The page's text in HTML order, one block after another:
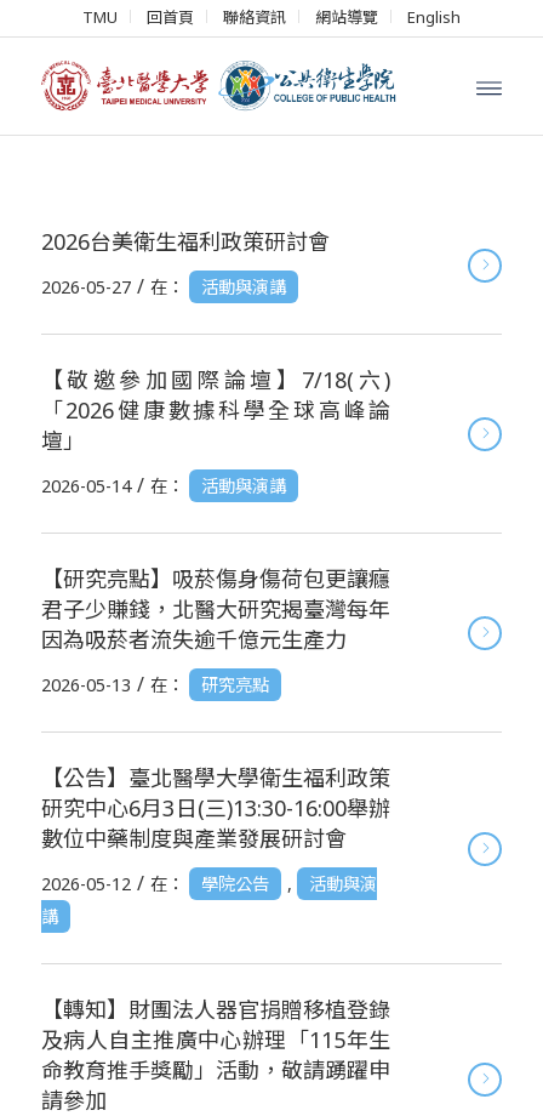
TMU 回首頁 聯絡資訊 網站導覽 English
2026台美衛生福利政策研討會
2026-05-27 / 在： 活動與演講
【敬邀參加國際論壇】7/18(六)
「2026健康數據科學全球高峰論
壇」
2026-05-14 / 在： 活動與演講
【研究亮點】吸菸傷身傷荷包更讓癮
君子少賺錢，北醫大研究揭臺灣每年
因為吸菸者流失逾千億元生產力
2026-05-13 / 在： 研究亮點
【公告】臺北醫學大學衛生福利政策
研究中心6月3日(三)13:30-16:00舉辦
數位中藥制度與產業發展研討會
2026-05-12 / 在： 學院公告 ,
活動與演
講
【轉知】財團法人器官捐贈移植登錄
及病人自主推廣中心辦理「115年生
命教育推手獎勵」活動，敬請踴躍申
請參加